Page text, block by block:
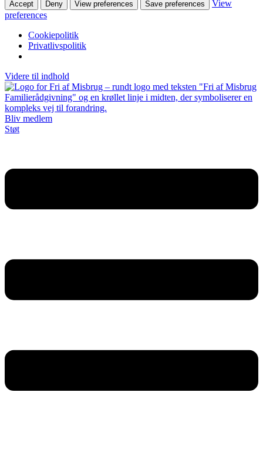
Accept Deny View preferences Save preferences
View
preferences
Cookiepolitik
Privatlivspolitik
Videre til indhold
Bliv medlem
Støt